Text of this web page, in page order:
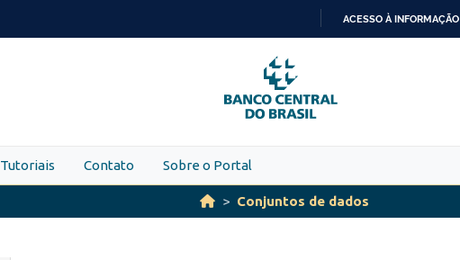
PARA
O
CONTEÚDO
ACESSO À INFORMAÇÃO
Tutoriais Contato Sobre o Portal
Conjuntos de dados